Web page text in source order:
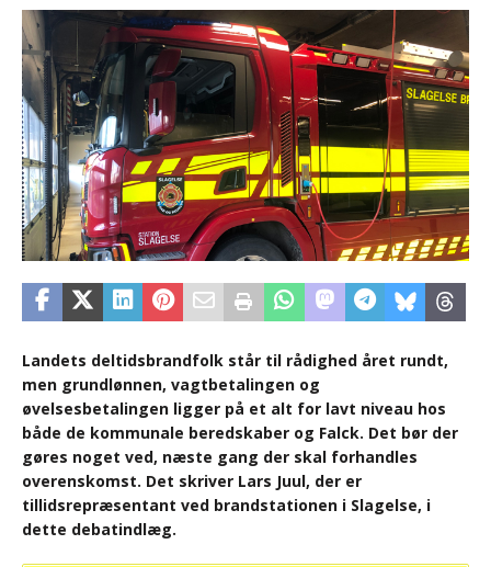
Landets deltidsbrandfolk står til rådighed året rundt,
men grundlønnen, vagtbetalingen og
øvelsesbetalingen ligger på et alt for lavt niveau hos
både de kommunale beredskaber og Falck. Det bør der
gøres noget ved, næste gang der skal forhandles
overenskomst. Det skriver Lars Juul, der er
tillidsrepræsentant ved brandstationen i Slagelse, i
dette debatindlæg.